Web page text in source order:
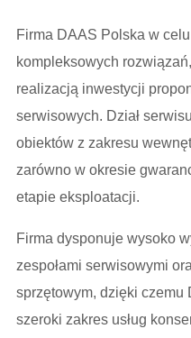
Firma DAAS Polska w
kompleksowych
realizacją inwestycji
serwisowych. Dział
obiektów z zakresu
zarówno w okresie
etapie eksploatacji.
Firma dysponuje wysoko
zespołami serwisowymi
sprzętowym, dzięki czemu
szeroki zakres usług